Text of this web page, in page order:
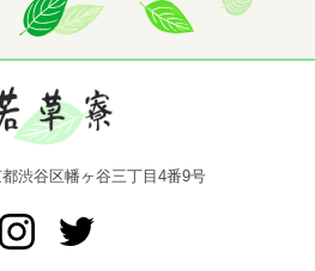
渋谷区幡ヶ谷三丁目4番9号